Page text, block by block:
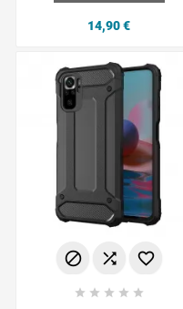
14,90 €
  
    